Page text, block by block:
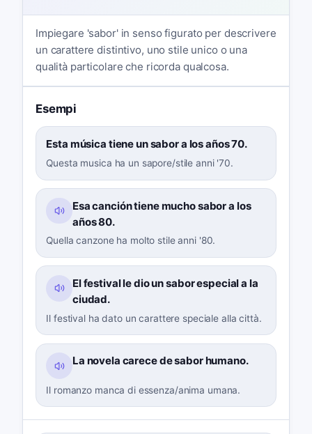
Impiegare 'sabor' in senso figurato per descrivere
un carattere distintivo, uno stile unico o una
qualità particolare che ricorda qualcosa.
Esempi
Esta música tiene un sabor a los años 70.
Questa musica ha un sapore/stile anni '70.
Esa canción tiene mucho sabor a los
años 80.
Quella canzone ha molto stile anni '80.
El festival le dio un sabor especial a la
ciudad.
Il festival ha dato un carattere speciale alla città.
La novela carece de sabor humano.
Il romanzo manca di essenza/anima umana.